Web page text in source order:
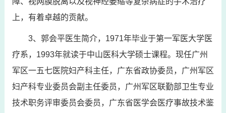
上，有着卓越的贡献。
3、郭会平医生简介，1971年毕业于第一军医大学医
疗系，1993年就读于中山医科大学硕士课程。现任广州
军区一五七医院妇产科主任，广东省政协委员，广州军区
妇产科专业委员会副主任委员，广州军区联勤部卫生专业
技术职务评审委员会委员，广东省医学会医疗事故技术鉴